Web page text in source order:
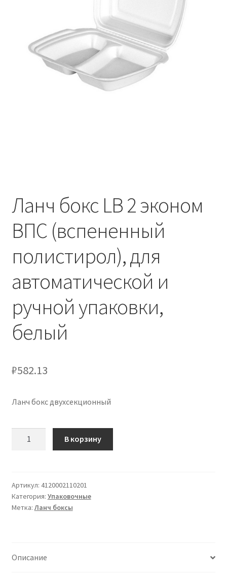
Ланч бокс LB 2 эконом
ВПС (вспененный
полистирол), для
автоматической и
ручной упаковки,
белый
₽582.13
Ланч бокс двухсекционный
LB
2
эконом
для
В корзину
Артикул: 4120002110201
Категория: Упаковочные
Метка:Ланч боксы
Описание